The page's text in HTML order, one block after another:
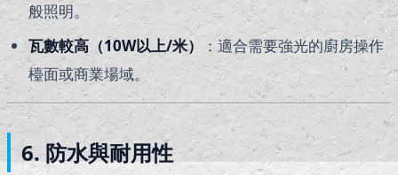
般照明。
瓦數較高（10W以上/米）
：適合需要強光的廚房操作
檯面或商業場域。
6. 防水與耐用性